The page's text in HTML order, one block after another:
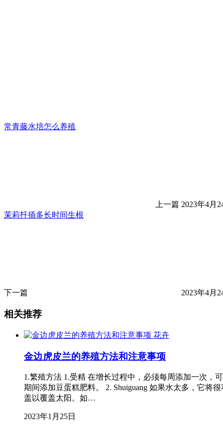
常青藤水培怎么养殖
上一篇 2023年4月
茉莉扦插多长时间生根
下一篇 2023年4月
相关推荐
花卉
金边虎皮兰的养殖方法和注意事项
1.繁殖方法 1.受精 在增长过程中，必须每周添加一次，
期间添加豆蛋糕肥料。 2. Shuiguang 如果水太多，它将
盖以覆盖太阳。如…
2023年1月25日